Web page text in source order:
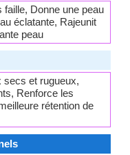
faille, Donne une peau
éclatante, Rajeunit
peau
secs et rugueux,
Renforce les
rétention de